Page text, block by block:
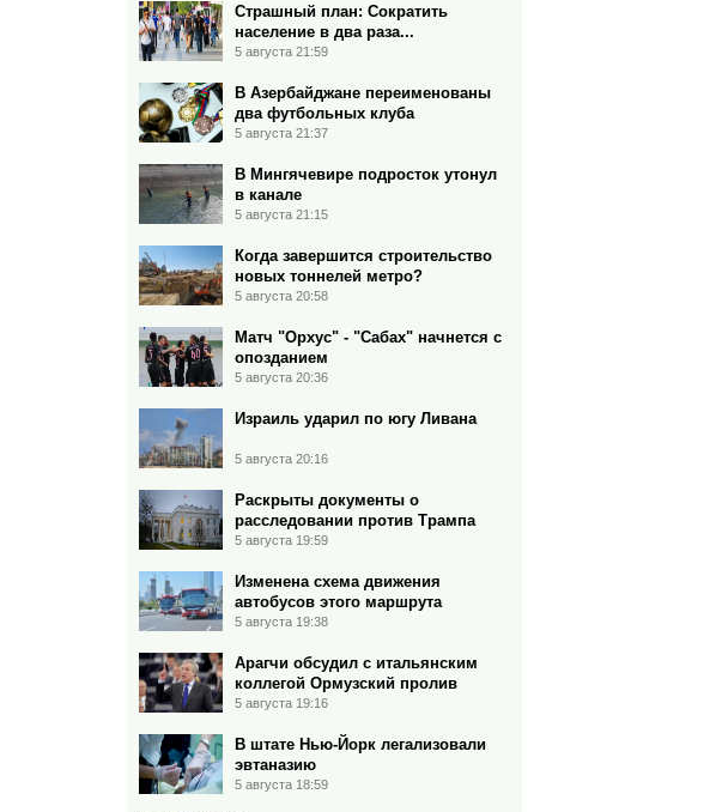
Страшный план: Сократить
население в два раза...
5 августа 21:59
В Азербайджане переименованы
два футбольных клуба
5 августа 21:37
В Мингячевире подросток утонул
в канале
5 августа 21:15
Когда завершится строительство
новых тоннелей метро?
5 августа 20:58
Матч "Орхус" - "Сабах" начнется с
опозданием
5 августа 20:36
Израиль ударил по югу Ливана
5 августа 20:16
Раскрыты документы о
расследовании против Трампа
5 августа 19:59
Изменена схема движения
автобусов этого маршрута
5 августа 19:38
Арагчи обсудил с итальянским
коллегой Ормузский пролив
5 августа 19:16
В штате Нью-Йорк легализовали
эвтаназию
5 августа 18:59